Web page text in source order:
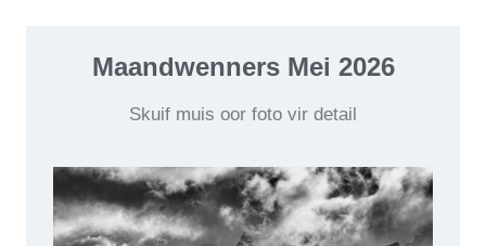
Maandwenners Mei 2026
Skuif muis oor foto vir detail